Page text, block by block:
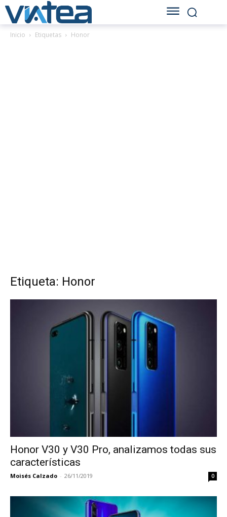
Inicio Etiquetas Honor
Etiqueta: Honor
Honor V30 y V30 Pro, analizamos todas sus
características
Moisés Calzado - 26/11/2019 0